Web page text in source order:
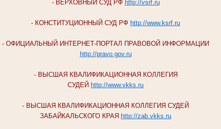
- ВЕРХОВНЫЙ СУД РФ http://vsrf.ru
- КОНСТИТУЦИОННЫЙ СУД РФ http://www.ksrf.ru
- ОФИЦИАЛЬНЫЙ ИНТЕРНЕТ-ПОРТАЛ ПРАВОВОЙ ИНФОРМАЦИИ
http://pravo.gov.ru
- ВЫСШАЯ КВАЛИФИКАЦИОННАЯ КОЛЛЕГИЯ
СУДЕЙ http://www.vkks.ru
- ВЫСШАЯ КВАЛИФИКАЦИОННАЯ КОЛЛЕГИЯ СУДЕЙ
ЗАБАЙКАЛЬСКОГО КРАЯ http://zab.vkks.ru